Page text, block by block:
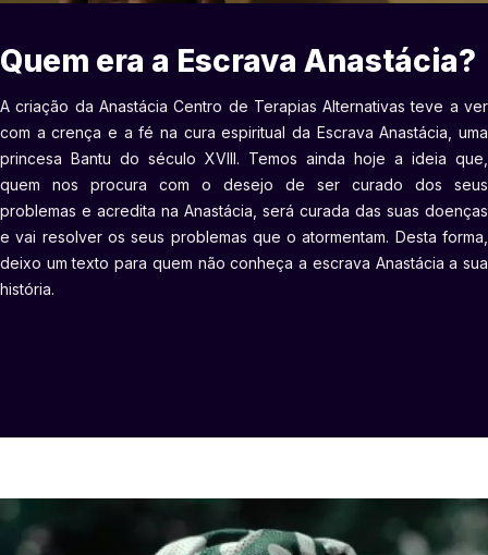
Quem era a Escrava Anastácia?
A criação da Anastácia Centro de Terapias Alternativas teve a ver
com a crença e a fé na cura espiritual da Escrava Anastácia, uma
princesa Bantu do século XVIII. Temos ainda hoje a ideia que,
quem nos procura com o desejo de ser curado dos seus
problemas e acredita na Anastácia, será curada das suas doenças
e vai resolver os seus problemas que o atormentam. Desta forma,
deixo um texto para quem não conheça a escrava Anastácia a sua
história.